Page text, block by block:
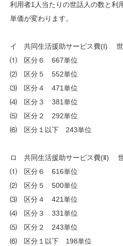
利用者1人当たりの世話人の数と利
単価が変わります。
イ 共同生活援助サービス費(Ⅰ) 世
⑴ 区分６ 667単位
⑵ 区分５ 552単位
⑶ 区分４ 471単位
⑷ 区分３ 381単位
⑸ 区分２ 292単位
⑹ 区分１以下 243単位
ロ 共同生活援助サービス費(Ⅱ)
⑴ 区分６ 616単位
⑵ 区分５ 500単位
⑶ 区分４ 421単位
⑷ 区分３ 331単位
⑸ 区分２ 243単位
⑹ 区分１以下 198単位